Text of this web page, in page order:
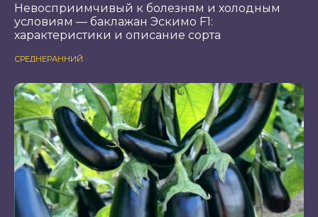
Невосприимчивый к болезням и холодным
условиям — баклажан Эскимо F1:
характеристики и описание сорта
СРЕДНЕРАННИЙ